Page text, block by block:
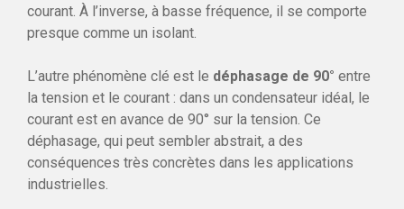
courant. À l’inverse, à basse fréquence, il se comporte
presque comme un isolant.
L’autre phénomène clé est le déphasage de 90° entre
la tension et le courant : dans un condensateur idéal, le
courant est en avance de 90° sur la tension. Ce
déphasage, qui peut sembler abstrait, a des
conséquences très concrètes dans les applications
industrielles.